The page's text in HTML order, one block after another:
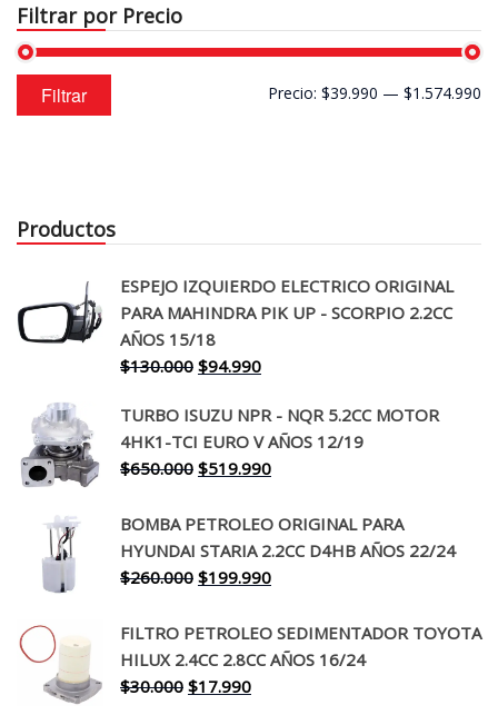
Filtrar por Precio
Precio
mínimo
Precio
máximo
Filtrar Precio: $39.990 — $1.574.990
Productos
ESPEJO IZQUIERDO ELECTRICO ORIGINAL
PARA MAHINDRA PIK UP - SCORPIO 2.2CC
AÑOS 15/18
$130.000 El
original
era:
$130.000.
$94.990El
actual
es:
$94.990.
TURBO ISUZU NPR - NQR 5.2CC MOTOR
4HK1-TCI EURO V AÑOS 12/19
$650.000 El
original
era:
$650.000.
$519.990El
actual
es:
$519.990.
BOMBA PETROLEO ORIGINAL PARA
HYUNDAI STARIA 2.2CC D4HB AÑOS 22/24
$260.000 El
original
era:
$260.000.
$199.990El
actual
es:
FILTRO PETROLEO SEDIMENTADOR TOYOTA
HILUX 2.4CC 2.8CC AÑOS 16/24
$30.000 El
$17.990El